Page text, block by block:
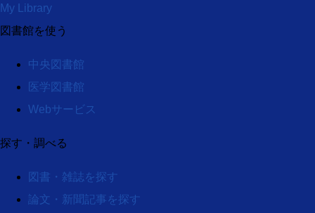
My Library
図書館を使う
中央図書館
医学図書館
Webサービス
探す・調べる
図書・雑誌を探す
論文・新聞記事を探す